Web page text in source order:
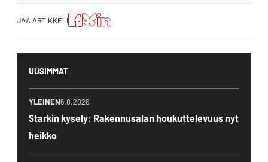
JAA ARTIKKELI
Jaa
artikkeli
Facebookissa
Jaa
artikkeli
Blueskyssa
Jako:
Jaa
artikkeli
LinkedIn:ssä
UUSIMMAT
YLEINEN6.8.2026
Starkin kysely: Rakennusalan houkuttelevuus nyt
heikko